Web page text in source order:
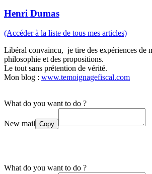
Henri Dumas
(Accéder à la liste de tous mes articles)
Libéral convaincu, je tire des expériences de
philosophie et des propositions.
Le tout sans prétention de vérité.
Mon blog : www.temoignagefiscal.com
What do you want to do ?
New mail Copy
What do you want to do ?